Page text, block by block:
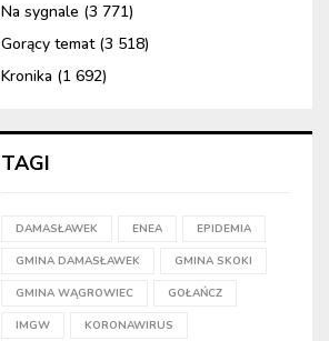
Na sygnale (3 771)
Gorący temat(3 518)
Kronika (1 692)
TAGI
DAMASŁAWEK ENEA EPIDEMIA
GMINA DAMASŁAWEK GMINA SKOKI
GMINA WĄGROWIEC GOŁAŃCZ
IMGW KORONAWIRUS